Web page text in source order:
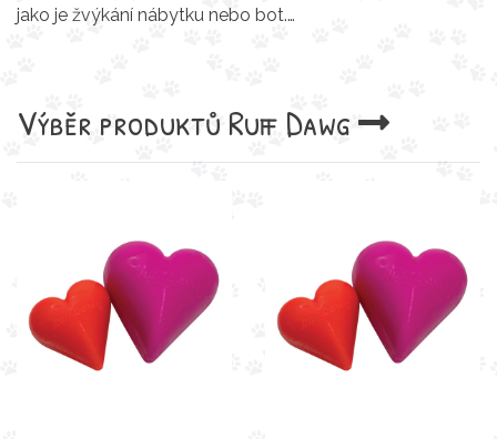
jako je žvýkání nábytku nebo bot.…
Výběr produktů Ruff Dawg